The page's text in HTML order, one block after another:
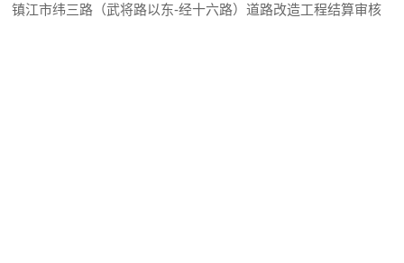
镇江市纬三路（武将路以东-经十六路）道路改造工程结算审核